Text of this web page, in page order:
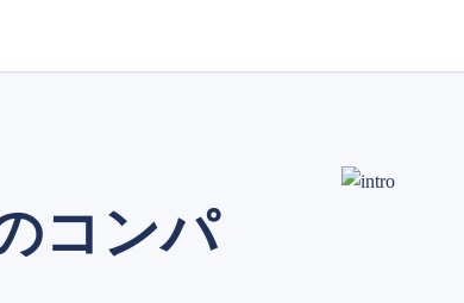
コンパ